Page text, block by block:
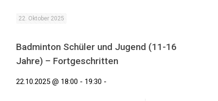
22. Oktober 2025
Badminton Schüler und Jugend (11-16
Jahre) – Fortgeschritten
22.10.2025 @ 18:00 - 19:30 -